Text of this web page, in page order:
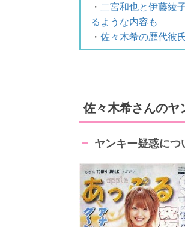
・ 二宮和也と伊藤綾
るような内容も
・ 佐々木希の歴代彼
佐々木希さんのヤ
ヤンキー疑惑につ